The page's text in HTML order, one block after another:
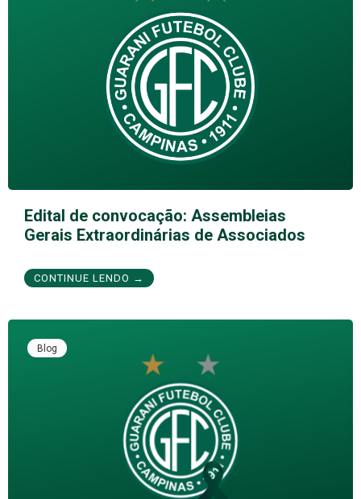
Edital de convocação: Assembleias
Gerais Extraordinárias de Associados
CONTINUE LENDO →
Blog